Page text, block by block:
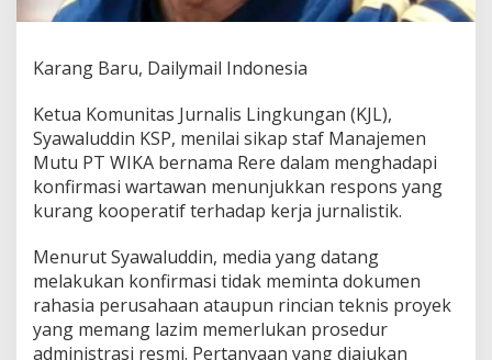
u
n
n
c
a
m
a
n
P
e
r
u
s
a
Karang Baru, Dailymail Indonesia
Ketua Komunitas Jurnalis Lingkungan (KJL),
Syawaluddin KSP, menilai sikap staf Manajemen
Mutu PT WIKA bernama Rere dalam menghadapi
konfirmasi wartawan menunjukkan respons yang
kurang kooperatif terhadap kerja jurnalistik.
Menurut Syawaluddin, media yang datang
melakukan konfirmasi tidak meminta dokumen
rahasia perusahaan ataupun rincian teknis proyek
yang memang lazim memerlukan prosedur
administrasi resmi. Pertanyaan yang diajukan